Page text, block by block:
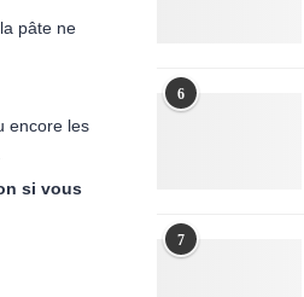
pâte ne
encore les
si vous
6
7